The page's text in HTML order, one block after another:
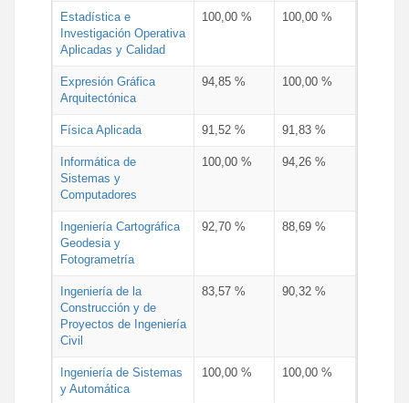
Estadística e
Investigación Operativa
Aplicadas y Calidad
100,00 % 100,00 %
Expresión Gráfica
Arquitectónica
94,85 % 100,00 %
Física Aplicada 91,52 % 91,83 %
Informática de
Sistemas y
Computadores
100,00 % 94,26 %
Ingeniería Cartográfica
Geodesia y
Fotogrametría
92,70 % 88,69 %
Ingeniería de la
Construcción y de
Proyectos de Ingeniería
Civil
83,57 % 90,32 %
Ingeniería de Sistemas
y Automática
100,00 % 100,00 %